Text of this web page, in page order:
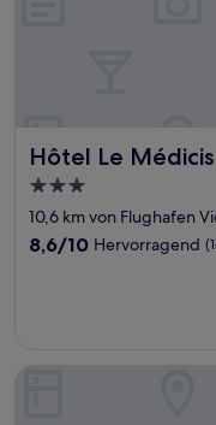
Hôtel Le Médicis
Hôtel Le Médicis
3.0-
Sterne-
Unterkunft
10,6 km von Flughafen
8.6
8,6/10 Hervorragend